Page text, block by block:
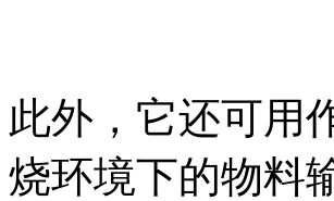
此外，它还可用
烧环境下的物料